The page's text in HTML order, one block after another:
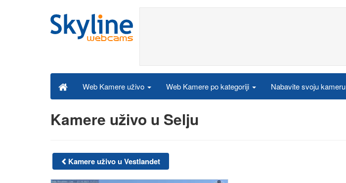
Web Kamere uživo Web Kamere po kategoriji Nabavite svoju kameru
Kamere uživo u Selju
Kamere uživo u Vestlandet